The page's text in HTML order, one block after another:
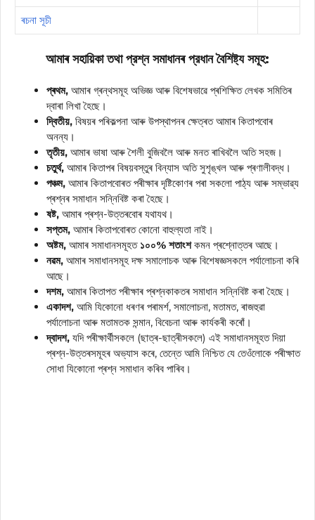
ৰচনা সূচী
আমাৰ সহায়িকা তথা প্রশ্ন সমাধানৰ প্রধান বৈশিষ্ট্য সমূহ:
প্ৰথম, আমাৰ গ্ৰন্থসমূহ অভিজ্ঞ আৰু বিশেষভাৱে প্ৰশিক্ষিত লেখক সমিতিৰ
দ্বাৰা লিখা হৈছে।
দ্বিতীয়, বিষয়ৰ পৰিকল্পনা আৰু উপস্থাপনৰ ক্ষেত্ৰত আমাৰ কিতাপবোৰ
অনন্য।
তৃতীয়, আমাৰ ভাষা আৰু শৈলী বুজিবলৈ আৰু মনত ৰাখিবলৈ অতি সহজ।
চতুৰ্থ, আমাৰ কিতাপৰ বিষয়বস্তুৰ বিন্যাস অতি সুশৃঙ্খল আৰু প্ৰণালীবদ্ধ।
পঞ্চম, আমাৰ কিতাপবোৰত পৰীক্ষাৰ দৃষ্টিকোণৰ পৰা সকলো পাঠ্য আৰু সম্ভাৱ্য
প্ৰশ্নৰ সমাধান সন্নিবিষ্ট কৰা হৈছে।
ষষ্ট, আমাৰ প্ৰশ্ন-উত্তৰবোৰ যথাযথ।
সপ্তম, আমাৰ কিতাপবোৰত কোনো বাহুল্যতা নাই।
অষ্টম, আমাৰ সমাধানসমূহত ১০০% শতাংশকমন প্ৰশ্নোত্তৰ আছে।
নৱম, আমাৰ সমাধানসমূহ দক্ষ সমালোচক আৰু বিশেষজ্ঞসকলে পৰ্যালোচনা কৰি
আছে।
দশম, আমাৰ কিতাপত পৰীক্ষাৰ প্ৰশ্নকাকতৰ সমাধান সন্নিবিষ্ট কৰা হৈছে।
একাদশ, আমি যিকোনো ধৰণৰ পৰামৰ্শ, সমালোচনা, মতামত, ৰাজহুৱা
পৰ্যালোচনা আৰু মতামতক সন্মান, বিবেচনা আৰু কাৰ্যকৰী কৰোঁ।
দ্বাদশ, যদি পৰীক্ষাৰ্থীসকলে (ছাত্ৰ-ছাত্ৰীসকলে) এই সমাধানসমূহত দিয়া
প্ৰশ্ন-উত্তৰসমূহৰ অভ্যাস কৰে, তেন্তে আমি নিশ্চিত যে তেওঁলোকে পৰীক্ষাত
সোধা যিকোনো প্ৰশ্ন সমাধান কৰিব পাৰিব।